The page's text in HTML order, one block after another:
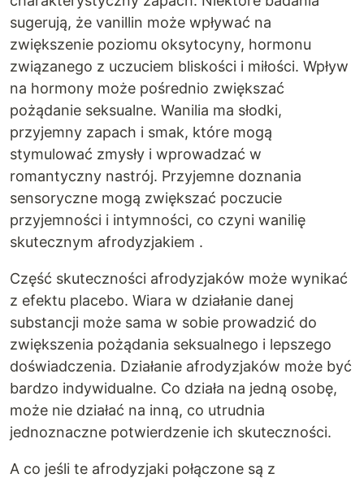
sugerują, że vanillin może wpływać na
zwiększenie poziomu oksytocyny, hormonu
związanego z uczuciem bliskości i miłości. Wpływ
na hormony może pośrednio zwiększać
pożądanie seksualne. Wanilia ma słodki,
przyjemny zapach i smak, które mogą
stymulować zmysły i wprowadzać w
romantyczny nastrój. Przyjemne doznania
sensoryczne mogą zwiększać poczucie
przyjemności i intymności, co czyni wanilię
skutecznym afrodyzjakiem .
Część skuteczności afrodyzjaków może wynikać
z efektu placebo. Wiara w działanie danej
substancji może sama w sobie prowadzić do
zwiększenia pożądania seksualnego i lepszego
doświadczenia. Działanie afrodyzjaków może być
bardzo indywidualne. Co działa na jedną osobę,
może nie działać na inną, co utrudnia
jednoznaczne potwierdzenie ich skuteczności.
A co jeśli te afrodyzjaki połączone są z